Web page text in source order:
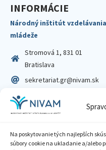
Na poskytovanie tých najlepších
súbory cookie na ukladanie a/alebo
INFORMÁCIE
Národný inštitút
mládeže
Stromová 1, 831 01
Bratislava
sekretariat.gr@nivam.sk
IČO: 00164348
DIČ: 2020798714